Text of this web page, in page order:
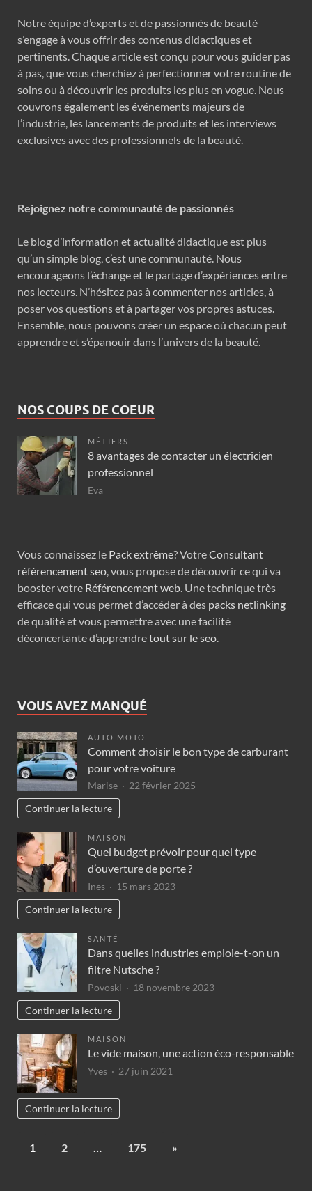
Notre équipe d’experts et de passionnés de beauté
s’engage à vous offrir des contenus didactiques et
pertinents. Chaque article est conçu pour vous guider pas
à pas, que vous cherchiez à perfectionner votre routine de
soins ou à découvrir les produits les plus en vogue. Nous
couvrons également les événements majeurs de
l’industrie, les lancements de produits et les interviews
exclusives avec des professionnels de la beauté.
Rejoignez notre communauté de passionnés
Le blog d’information et actualité didactique est plus
qu’un simple blog, c’est une communauté. Nous
encourageons l’échange et le partage d’expériences entre
nos lecteurs. N’hésitez pas à commenter nos articles, à
poser vos questions et à partager vos propres astuces.
Ensemble, nous pouvons créer un espace où chacun peut
apprendre et s’épanouir dans l’univers de la beauté.
NOS COUPS DE COEUR
MÉTIERS
8 avantages de contacter un électricien
professionnel
Eva
Vous connaissez le Pack extrême? VotreConsultant
référencement seo , vous propose de découvrir ce qui va
booster votre Référencement web . Une technique très
efficace qui vous permet d’accéder à des packs netlinking
de qualité et vous permettre avec une facilité
déconcertante d’apprendretout sur le seo
VOUS AVEZ MANQUÉ
AUTO MOTO
Comment choisir le bon type de carburant
pour votre voiture
Marise
22 février 2025
Continuer la lecture
MAISON
Quel budget prévoir pour quel type
d’ouverture de porte ?
Ines
15 mars 2023
Continuer la lecture
SANTÉ
Dans quelles industries emploie-t-on un
filtre Nutsche ?
Povoski
18 novembre 2023
Continuer la lecture
MAISON
Le vide maison, une action éco-responsable
Yves 27 juin 2021
Continuer la lecture
1 2 … 175 »